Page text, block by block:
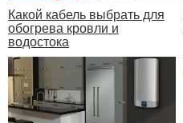
Какой кабель выбрать для
обогрева кровли и
водостока